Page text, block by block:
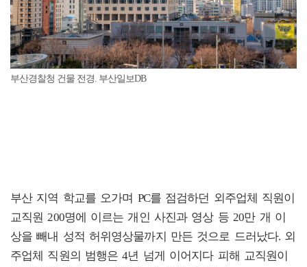
부산경찰청 건물 전경. 부산일보DB
부산 지역 학교를 오가며 PC를 점검하던 외주업체 직원이
교직원 200명에 이르는 개인 사진과 영상 등 20만 개 이
상을 빼내 성적 허위영상물까지 만든 것으로 드러났다. 외
주업체 직원의 범행은 4년 넘게 이어지다 피해 교직원이